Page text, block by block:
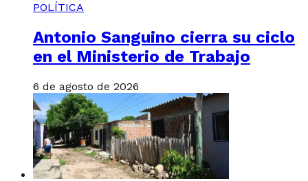
POLÍTICA
Antonio Sanguino cierra su ciclo
en el Ministerio de Trabajo
6 de agosto de 2026